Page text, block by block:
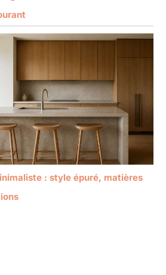
: style épuré, matières